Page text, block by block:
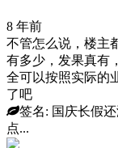
8 年前
不管怎么说，楼主
有多少，发果真有
全可以按照实际的
了吧
签名: 国庆长假
点...